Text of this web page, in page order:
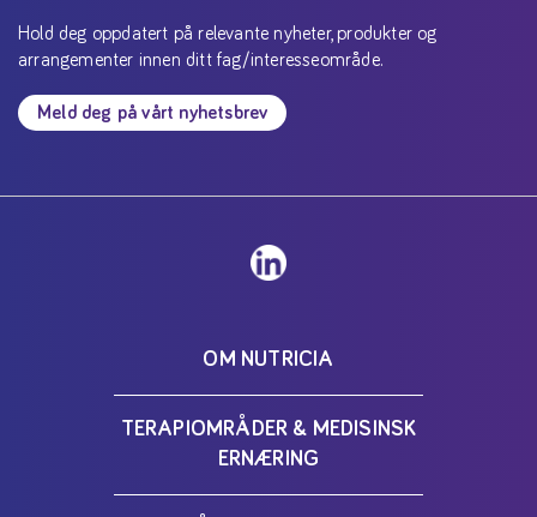
Hold deg oppdatert på relevante nyheter, produkter og
arrangementer innen ditt fag/interesseområde.
Meld deg på vårt nyhetsbrev
OM NUTRICIA
TERAPIOMRÅDER & MEDISINSK
ERNÆRING